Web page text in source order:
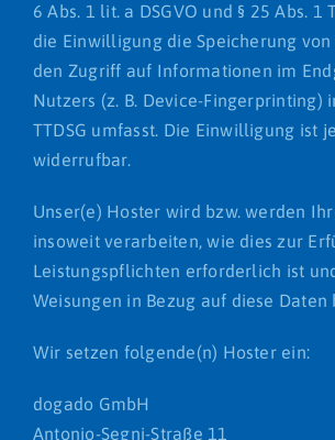
6 Abs. 1 lit. a DSGVO und § 25 Abs. 1
die Einwilligung die Speicherung
den Zugriff auf Informationen im
Nutzers (z. B. Device-Fingerprinting)
TTDSG umfasst. Die Einwilligung ist
widerrufbar.
Unser(e) Hoster wird bzw. werden
insoweit verarbeiten, wie dies zur
Leistungspflichten erforderlich ist
Weisungen in Bezug auf diese Daten
Wir setzen folgende(n) Hoster ein:
dogado GmbH
Antonio-Segni-Straße 11